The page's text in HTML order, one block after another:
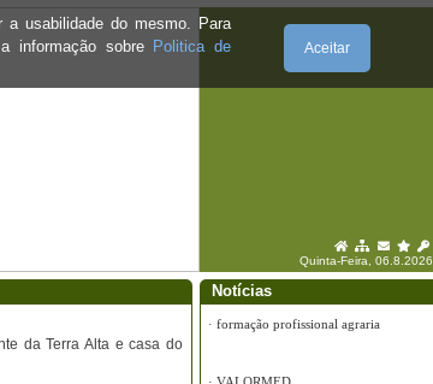
a usabilidade do mesmo. Para
informação sobre Politica de
Aceitar
Quinta-Feira, 06.8.2026
da Terra Alta e casa do
Notícias
sem pressa”